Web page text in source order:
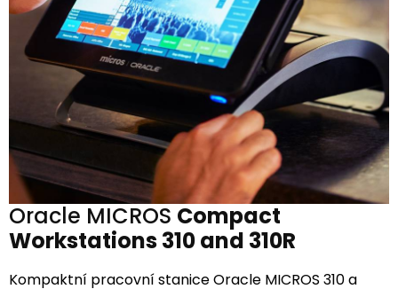
Oracle MICROS Compact
Workstations 310 and 310R
Kompaktní pracovní stanice Oracle MICROS 310 a